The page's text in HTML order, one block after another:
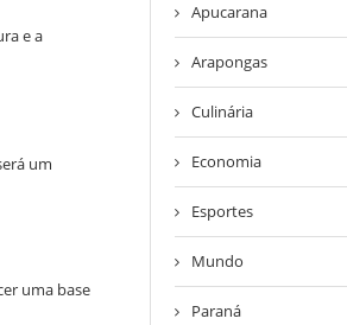
e a
um
uma base
Apucarana
Arapongas
Culinária
Economia
Esportes
Mundo
Paraná